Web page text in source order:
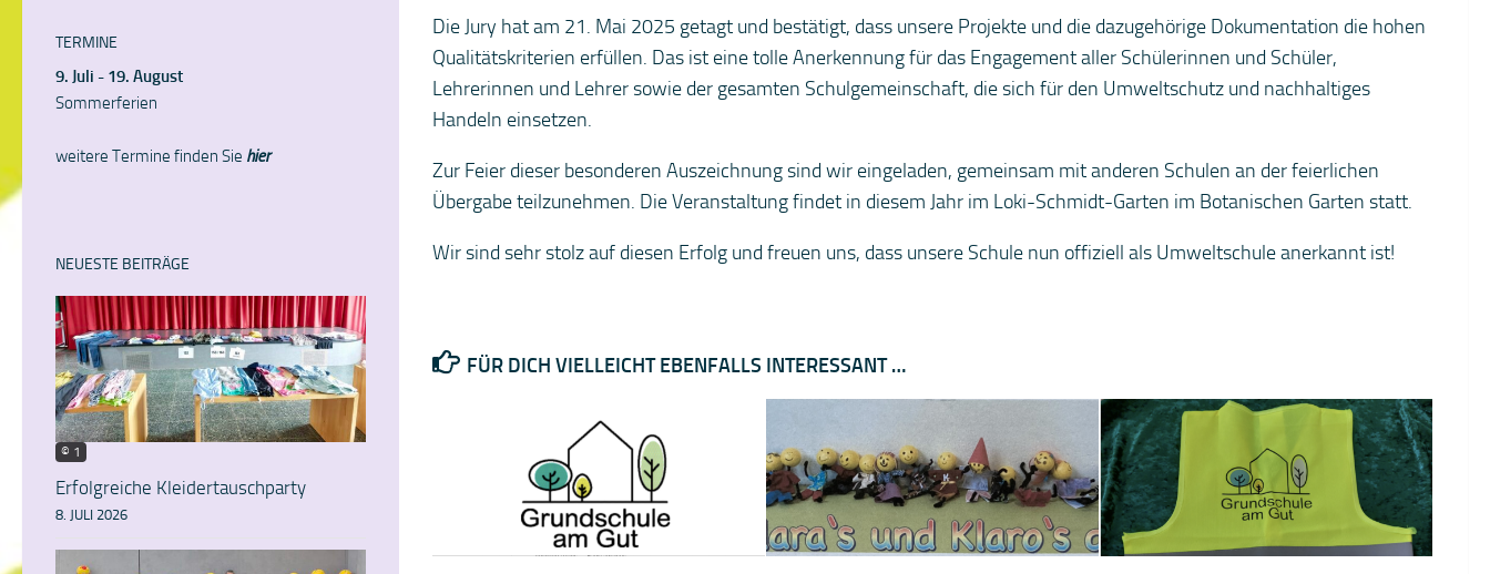
Die Jury hat am 21. Mai 2025 getagt und bestätigt, dass unsere Projekte und die dazugehörige Dokumentation die hohen
Qualitätskriterien erfüllen. Das ist eine tolle Anerkennung für das Engagement aller Schülerinnen und Schüler,
Lehrerinnen und Lehrer sowie der gesamten Schulgemeinschaft, die sich für den Umweltschutz und nachhaltiges
Handeln einsetzen.
Zur Feier dieser besonderen Auszeichnung sind wir eingeladen, gemeinsam mit anderen Schulen an der feierlichen
Übergabe teilzunehmen. Die Veranstaltung findet in diesem Jahr im Loki-Schmidt-Garten im Botanischen Garten statt.
Wir sind sehr stolz auf diesen Erfolg und freuen uns, dass unsere Schule nun offiziell als Umweltschule anerkannt ist!
FÜR DICH VIELLEICHT EBENFALLS INTERESSANT …
TERMINE
9. Juli - 19. August
Sommerferien
weitere Termine finden Sie hier
NEUESTE BEITRÄGE
© 1
Erfolgreiche Kleidertauschparty
8. JULI 2026